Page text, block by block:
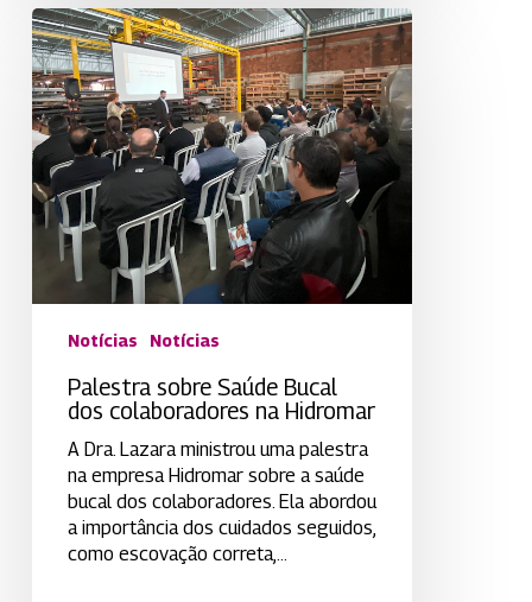
Palestra
sobre
Saúde
Bucal
dos
colaboradores
na
Hidromar
Notícias Notícias
Palestra sobre Saúde Bucal
dos colaboradores na Hidromar
A Dra. Lazara ministrou uma palestra
na empresa Hidromar sobre a saúde
bucal dos colaboradores. Ela abordou
a importância dos cuidados seguidos,
como escovação correta,…